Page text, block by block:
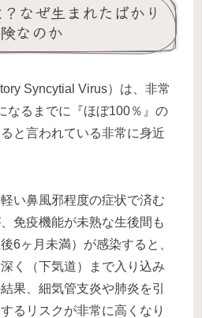
なぜ生まれたばかり
なのか
Syncytial Virus）は、非常
なるまでに『ほぼ100％』の
と言われている非常に身近
い鼻風邪程度の症状で済む
免疫機能が未熟な生後間も
6ヶ月未満）が感染すると、
く（下気道）まで入り込み
果、細気管支炎や肺炎を引
るリスクが非常に高くなり